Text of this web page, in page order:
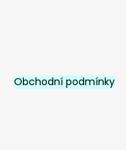
Obchodní podmínky